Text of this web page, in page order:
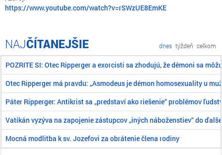
https://www.youtube.com/watch?v=rSWzUE8EmKE
ČÍTANEJŠIE dnes týždeň celkom
POZRITE SI: Otec Ripperger a exorcisti sa zhodujú, že démoni sa
Otec Ripperger má pravdu: „Asmodeus je démon homosexuality u
Páter Ripperger: Antikrist sa „predstaví ako riešenie“ problémov
Vatikán vyzýva na zapojenie zástupcov „iných náboženstiev“ do
Mocná modlitba k sv. Jozefovi za obrátenie člena rodiny